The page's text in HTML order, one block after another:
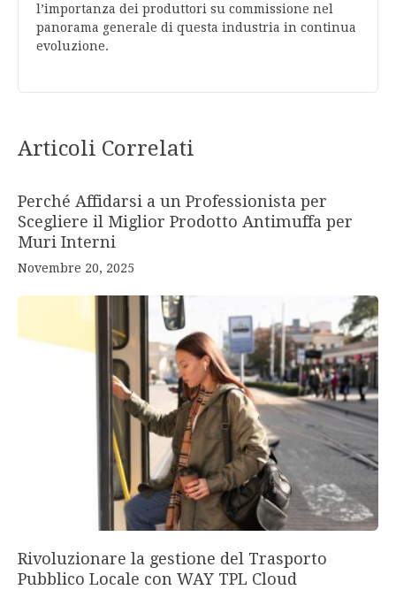
l’importanza dei produttori su commissione nel
panorama generale di questa industria in continua
evoluzione.
Articoli Correlati
Perché Affidarsi a un Professionista per
Scegliere il Miglior Prodotto Antimuffa per
Muri Interni
Novembre 20, 2025
Rivoluzionare la gestione del Trasporto
Pubblico Locale con WAY TPL Cloud